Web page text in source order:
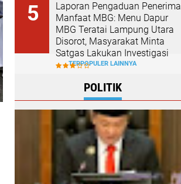
Laporan Pengaduan Penerima
Manfaat MBG: Menu Dapur
MBG Teratai Lampung Utara
Disorot, Masyarakat Minta
Satgas Lakukan Investigasi
TERPOPULER LAINNYA
POLITIK